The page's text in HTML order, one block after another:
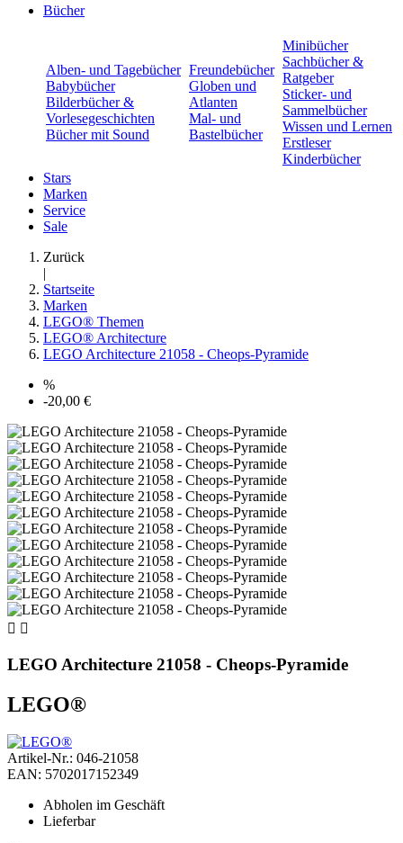
Bücher
Alben- und Tagebücher
Babybücher
Bilderbücher &
Vorlesegeschichten
Bücher mit Sound
Freundebücher
Globen und
Atlanten
Mal- und
Bastelbücher
Minibücher
Sachbücher &
Ratgeber
Sticker- und
Sammelbücher
Wissen und Lernen
Erstleser
Kinderbücher
Stars
Marken
Service
Sale
Zurück
|
Startseite
Marken
LEGO® Themen
LEGO® Architecture
LEGO Architecture 21058 - Cheops-Pyramide
%
-20,00 €
 
LEGO Architecture 21058 - Cheops-Pyramide
LEGO®
Artikel-Nr.: 046-21058
EAN: 5702017152349
Abholen im Geschäft
Lieferbar